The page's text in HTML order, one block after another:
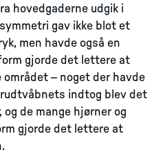
hovedgaderne udgik i
gav ikke blot et
men havde også en
gjorde det lettere at
området – noget der havde
indtog blev det
de mange hjørner og
gjorde det lettere at